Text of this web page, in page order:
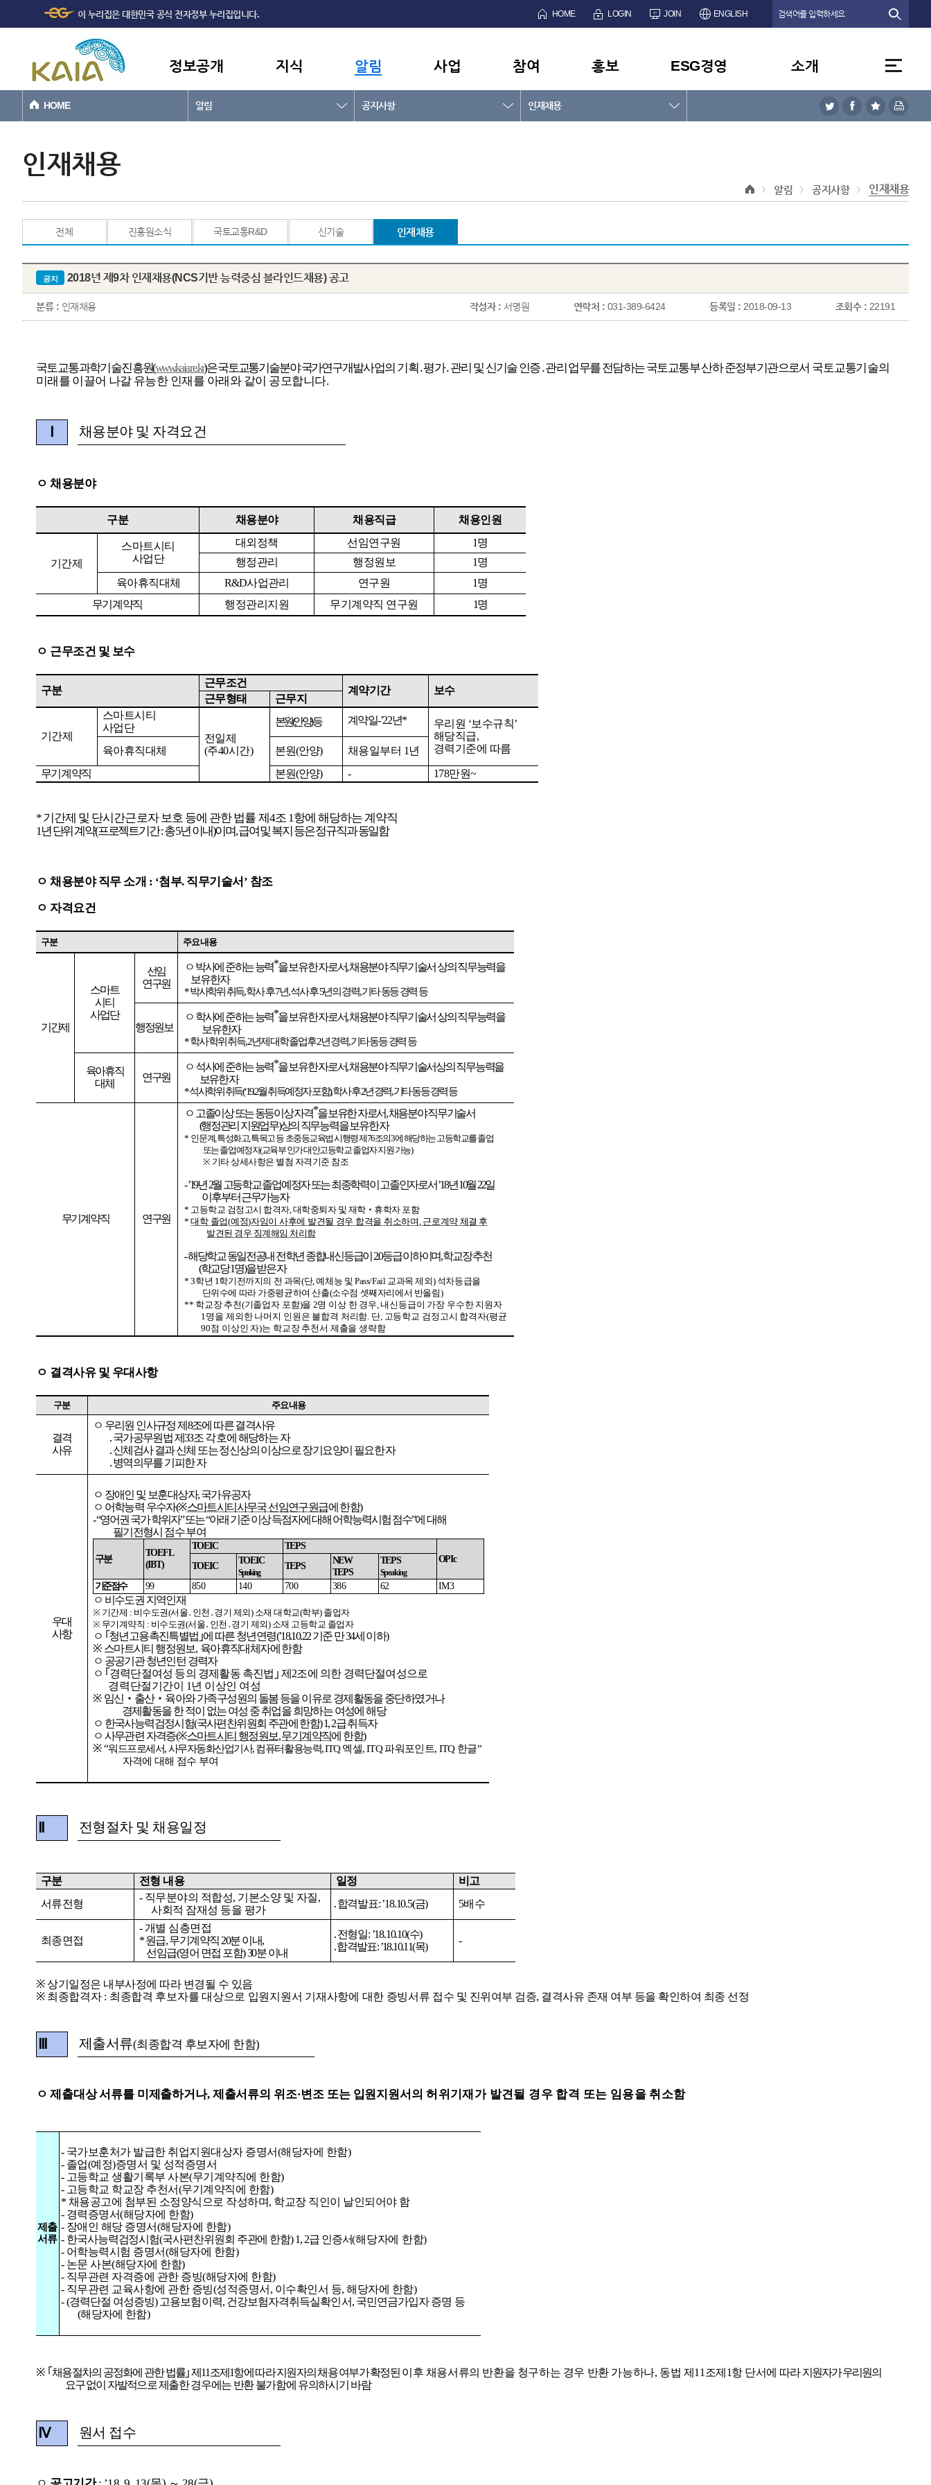
본문바로가기
이 누리집은 대한민국 공식 전자정부 누리집입니다. HOME LOGIN JOIN ENGLISH
정보공개 지식 알림 사업 참여 홍보 ESG경영 소개
HOME 알림 공지사항 인재채용
인재채용
알림 공지사항 인재채용
전체 진흥원소식 국토교통R&D 신기술 인재채용
공지 2018년 제9차 인재채용(NCS기반 능력중심 블라인드채용) 공고
분류 : 인재채용 작성자 : 서명원 연락처 : 031-389-6424 등록일 : 2018-09-13 조회수 : 22191
국토교통과학기술진흥원(www.kaia.re.kr)은국토교통기술분야국가연구개발사업의 기획․평가․관리 및 신기술 인증․관리 업무를전담하는국토교통부산하준정부기관으로서 국토교통기술의
미래를 이끌어 나갈 유능한 인재를 아래와 같이 공모합니다.
채용분야 및 자격요건
ㅇ 채용분야
구분 채용분야 채용직급 채용인원
기간제
스마트시티
사업단
대외정책 선임연구원 1명
행정관리
행정원보 1명
육아휴직대체
R&D사업관리 연구원 1명
무기계약직
행정관리지원 무기계약직 연구원 1명
ㅇ 근무조건 및 보수
구분
근무조건
계약기간 보수
근무형태 근무지
기간제
스마트시티
사업단
전일제
(주40시간)
본원(안양)등 계약일-’22년* 우리원 ‘보수규칙’
해당직급,
경력기준에 따름
육아휴직대체 본원(안양) 채용일부터 1 년
무기계약직
본원(안양) - 178만원~
* 기간제 및 단시간근로자 보호 등에 관한법률 제4조 1항에 해당하는계약직
1년 단위계약(프로젝트기간:총5년 이내)이며,급여및복지 등은정규직과동일함
ㅇ 채용분야 직무 소개 : ‘첨부. 직무기술서’ 참조
ㅇ 자격요건
구분 주요내용
기간제
스마트
시티
사업단
선임
연구원
ㅇ 박사에 준하는능력*을 보유한자로서,채용분야직무기술서상의 직무능력을
보유한자
*박사학위 취득,학사후7년,석사후5년의 경력,기타동등경력등
행정원보
ㅇ 학사에 준하는능력*을 보유한자로서,채용분야직무기술서상의 직무능력을
보유한자
*학사학위 취득, 2년제 대학졸업후2년경력,기타동등경력등
육아휴직
대체
연구원
ㅇ 석사에 준하는능력*을 보유한자로서,채용분야직무기술서상의 직무능력을
보유한자
*석사학위 취득(‘19.2월취득예정자포함),학사후2년경력,기타동등경력등
무기계약직 연구원
ㅇ 고졸이상또는동등이상자격*을보유한자로서,채용분야직무기술서
(행정관리 지원업무)상의 직무능력을 보유한자
* 인문계 특성화고 특목고 등 초중등교육법시행령제76조의3에해당하는 고등학교를졸업
또는졸업예정자(교육부인가대안고등학교 졸업자지원 가능)
※ 기타상세사항은 별첨 자격기준 참조
-’19년 2월 고등학교졸업예정자또는최종학력이 고졸인자로서’18년10월22일
이후부터근무가능자
* 고등학교 검정고시 합격자, 대학중퇴자 및 재학‧ 휴학자 포함
*대학 졸업(예정)자임이 사후에 발견될 경우 합격을 취소하며 근로계약 체결 후
발견된 경우 징계해임 처리함
-해당학교동일전공내 전학년 종합내신등급이 2.0등급이하이며,학교장추천
(학교당1명)을받은자
*3학년 1 학기전까지의 전 과목(단,예체능 및 Pass/Fail 교과목 제외) 석차등급을
단위수에 따라 가중평균하여 산출(소수점 셋째자리에서 반올림)
** 학교장 추천(기졸업자 포함)을 2명 이상 한 경우 ,내신등급이 가장 우수한 지원자
1 명을 제외한 나머지 인원은 불합격 처리함 단, 고등학교 검정고시 합격자(평균
90점 이상인 자)는 학교장 추천서 제출을 생략함
ㅇ 결격사유 및 우대사항
구분 주요내용
결격
사유
ㅇ 우리원 인사규정제 8조에 따른결격사유
․국가공무원법제33조 각호에 해당하는 자
․신체검사 결과신체 또는정신상의 이상으로장기요양이 필요한자
․병역의무를기피한 자
우대
사항
ㅇ 장애인 및 보훈대상자,국가유공자
ㅇ 어학능력 우수자(※스마트시티사무국선임연구원급에 한함)
-“영어권 국가학위자” 또는“아래 기준이상득점자에 대해 어학능력시험점수”에 대해
필기전형시 점수부여
구분
TOEFL
(IBT)
TOEIC
TEPS
OPIc
TOEIC
TOEIC
Speaking
TEPS
NEW
TEPS
TEPS
Speaking
기준점수 99 850 140 700 386 62 IM3
ㅇ 비수도권 지역인재
※ 기간제 : 비수도권(서울․ 인천 ․ 경기 제외) 소재 대학교(학부) 졸업자
※ 무기계약직 : 비수도권(서울․ 인천 ․ 경기 제외) 소재 고등학교 졸업자
ㅇ ｢청년고용촉진특별법 ｣에 따른 청년연령(’18.10.22기준만34세 이하)
※ 스마트시티 행정원보, 육아휴직대체자에 한함
ㅇ 공공기관 청년인턴 경력자
ㅇ ｢ 경력단절여성 등의 경제활동 촉진법 ｣ 제 2조에 의한 경력단절여성으로
경력단절기간이 1 년 이상인 여성
※ 임신 ‧ 출산‧ 육아와 가족구성원의 돌봄 등을이유로 경제활동을중단하였거나
경제활동을 한 적이 없는여성 중취업을 희망하는 여성에 해당
ㅇ 한국사능력검정시험(국사편찬위원회 주관에 한함) 1, 2급취득자
ㅇ 사무관련 자격증(※스마트시티 행정원보,무기계약직에 한함)
※“워드프로세서,사무자동화산업기사,컴퓨터활용능력,ITQ엑셀,ITQ파워포인트, ITQ 한글”
자격에 대해 점수 부여
전형절차 및 채용일정
구분 전형 내용 일정
비고
서류전형
- 직무분야의 적합성, 기본소양 및 자질,
사회적 잠재성 등을 평가
․합격발표:’18.10.5(금) 5배수
최종면접
-개별 심층면접
*원급,무기계약직 20분이내,
선임급(영어 면접 포함) 30분 이내
․전형일: ’18.10.10(수)
․합격발표:’18.10.11(목)
-
※상기일정은 내부사정에 따라 변경될 수 있음
※ 최종합격자 : 최종합격 후보자를 대상으로 입원지원서 기재사항에 대한 증빙서류 접수 및 진위여부 검증, 결격사유 존재 여부 등을 확인하여 최종 선정
제출서류(최종합격 후보자에 한함)
ㅇ 제출대상 서류를 미제출하거나, 제출서류의 위조·변조 또는 입원지원서의 허위기재가 발견될 경우 합격 또는 임용을 취소함
제출
서류
- 국가보훈처가 발급한 취업지원대상자 증명서(해당자에 한함)
- 졸업(예정)증명서 및 성적증명서
- 고등학교 생활기록부 사본(무기계약직에 한함)
- 고등학교 학교장 추천서(무기계약직에 한함)
* 채용공고에 첨부된 소정양식으로 작성하며, 학교장 직인이 날인되어야 함
- 경력증명서(해당자에 한함)
- 장애인 해당 증명서(해당자에 한함)
- 한국사능력검정시험(국사편찬위원회 주관에 한함) 1, 2급 인증서(해당자에 한함)
- 어학능력시험 증명서(해당자에 한함)
- 논문 사본(해당자에 한함)
- 직무관련 자격증에 관한 증빙(해당자에 한함)
- 직무관련 교육사항에 관한 증빙(성적증명서 , 이수확인서 등,해당자에 한함)
-(경력단절 여성증빙) 고용보험이력, 건강보험자격취득실확인서, 국민연금가입자 증명 등
(해당자에 한함)
※ ｢ 채용절차의 공정화에 관한 법률｣제 11조제 1항에 따라지원자의 채용여부가확정된 이후 채용서류의 반환을 청구하는 경우 반환 가능하나, 동법 제 11 조제 1항 단서에 따라 지원자가우리원의
요구없이 자발적으로제출한경우에는 반환 불가함에 유의하시기 바람
Ⅳ 원서 접수